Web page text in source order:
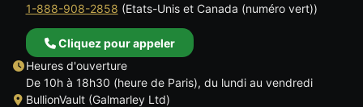
1-888-908-2858 (Etats-Unis et Canada (numéro vert))
Cliquez pour appeler
Heures d'ouverture
De 10h à 18h30 (heure de Paris), du lundi au vendredi
BullionVault (Galmarley Ltd)